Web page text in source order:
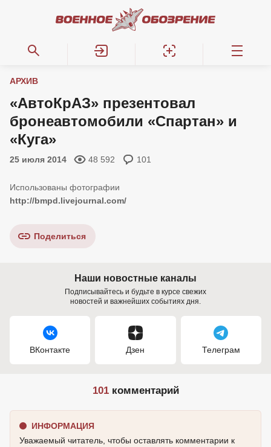
АРХИВ
«АвтоКрАЗ» презентовал
бронеавтомобили «Спартан» и
«Куга»
25 июля 2014 48 592 101
http://bmpd.livejournal.com/
Поделиться
Наши новостные каналы
Подписывайтесь и будьте в курсе свежих
новостей и важнейших событиях дня.
ВКонтакте Дзен Телеграм
101комментарий
ИНФОРМАЦИЯ
Уважаемый читатель, чтобы оставлять комментарии к